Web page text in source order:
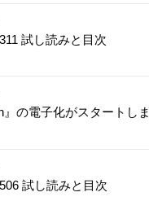
試し読みと目次
』の電子化がスタートしま
試し読みと目次